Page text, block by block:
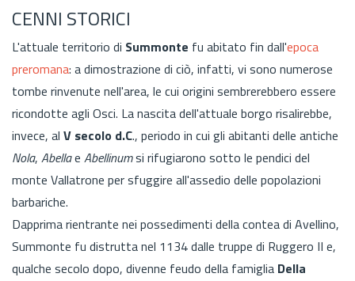
CENNI STORICI
L'attuale territorio di Summonte fu abitato fin dall'epoca
preromana: a dimostrazione di ciò, infatti, vi sono numerose
tombe rinvenute nell'area, le cui origini sembrerebbero essere
ricondotte agli Osci. La nascita dell'attuale borgo risalirebbe,
invece, al V secolo d.C., periodo in cui gli abitanti delle antiche
Nola, Abellae Abellinumsi rifugiarono sotto le pendici del
monte Vallatrone per sfuggire all'assedio delle popolazioni
barbariche.
Dapprima rientrante nei possedimenti della contea di Avellino,
Summonte fu distrutta nel 1134 dalle truppe di Ruggero II e,
qualche secolo dopo, divenne feudo della famiglia Della